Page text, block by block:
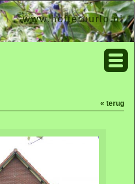
www.hofteruurlo.nl
« terug